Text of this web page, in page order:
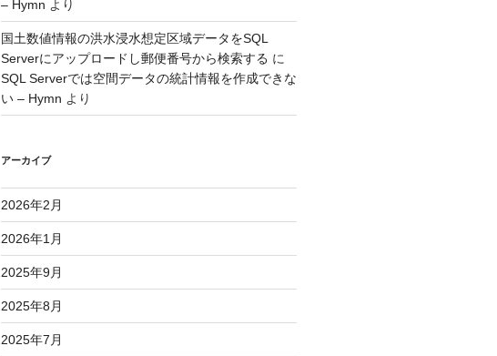
– Hymn より
国土数値情報の洪水浸水想定区域データをSQL
Serverにアップロードし郵便番号から検索する に
SQL Serverでは空間データの統計情報を作成できな
い – Hymn より
アーカイブ
2026年2月
2026年1月
2025年9月
2025年8月
2025年7月